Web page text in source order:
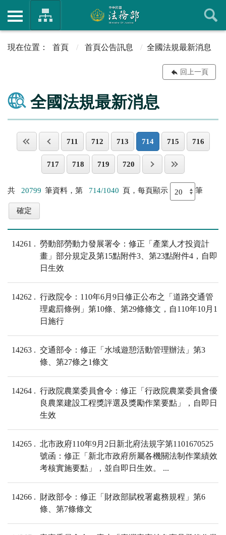
首頁 首頁公告訊息 全國法規最新消息
回上一頁
全國法規最新消息
711 712 713 714 715 716
717 718 719 720
共 20799 筆資料，第 714/1040 頁，每頁顯示 筆
14261
勞動部勞動力發展署令：修正「產業人才投資計
畫」部分規定及第15點附件3、第23點附件4，自即
日生效
14262
行政院令：110年6月9日修正公布之「道路交通管
理處罰條例」第10條、第29條條文，自110年10月1
日施行
14263
交通部令：修正「水域遊憩活動管理辦法」第3
條、第27條之1條文
14264
行政院農業委員會令：修正「行政院農業委員會優
良農業建設工程獎評選及獎勵作業要點」，自即日
生效
14265
北市政府110年9月2日新北府法規字第1101670525
號函：修正「新北市政府所屬各機關法制作業績效
考核實施要點」，並自即日生效。 ...
14266
財政部令：修正「財政部賦稅署處務規程」第6
條、第7條條文